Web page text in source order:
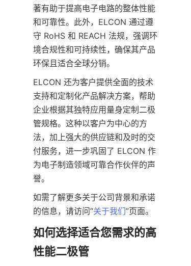
著有助于提高电子电路的整体性能
和可靠性。此外，ELCON 通过遵
守 RoHS 和 REACH 法规，强调环
境合规性和可持续性，确保其产品
ELCON 还为客户提供全面的技术
支持和定制化产品解决方案，帮助
企业根据其独特应用量身定制二极
管规格。这种以客户为中心的方
法，加上强大的供应链和及时的交
付服务，进一步巩固了 ELCON 作
为电子制造领域可靠合作伙伴的声
如需了解更多关于公司背景和承诺
的信息，请访问“关于我们
如何选择适合您需求的高